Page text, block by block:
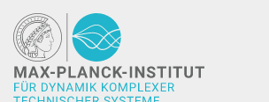
Hauptinhalt